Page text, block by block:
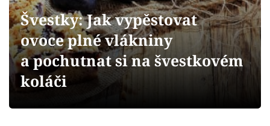
Přihlášení
Sledujte nás
Švestky: Jak vypěstovat
ovoce plné vlákniny
a pochutnat si na švestkovém
koláči